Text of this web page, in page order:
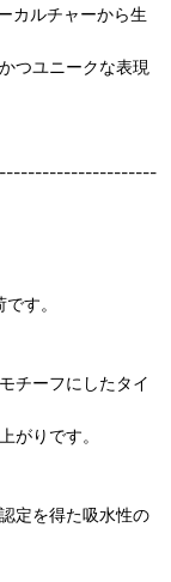
カルチャーから生
つユニークな表現
す。
チーフにしたタイ
がりです。
定を得た吸水性の